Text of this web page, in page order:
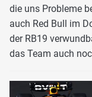
die uns Probleme
auch Red Bull im
der RB19
das Team auch